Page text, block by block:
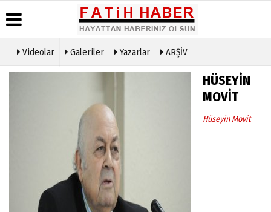
Haber
Biyografiler
Köşe
Künye
İletişim
Politikası
Videolar Galeriler Yazarlar ARŞİV
HÜSEYİN
MOVİT
Hüseyin Movit